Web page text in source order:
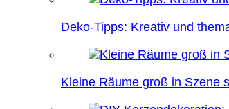
Deko-Tipps: Kreativ und
Kleine Räume groß in Szene